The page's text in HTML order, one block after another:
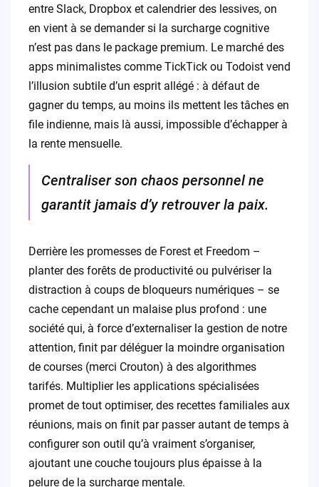
entre Slack, Dropbox et calendrier des lessives, on
en vient à se demander si la surcharge cognitive
n’est pas dans le package premium. Le marché des
apps minimalistes comme TickTick ou Todoist vend
l’illusion subtile d’un esprit allégé : à défaut de
gagner du temps, au moins ils mettent les tâches en
file indienne, mais là aussi, impossible d’échapper à
la rente mensuelle.
Centraliser son chaos personnel ne
garantit jamais d’y retrouver la paix.
Derrière les promesses de Forest et Freedom –
planter des forêts de productivité ou pulvériser la
distraction à coups de bloqueurs numériques – se
cache cependant un malaise plus profond : une
société qui, à force d’externaliser la gestion de notre
attention, finit par déléguer la moindre organisation
de courses (merci Crouton) à des algorithmes
tarifés. Multiplier les applications spécialisées
promet de tout optimiser, des recettes familiales aux
réunions, mais on finit par passer autant de temps à
configurer son outil qu’à vraiment s’organiser,
ajoutant une couche toujours plus épaisse à la
pelure de la surcharge mentale.